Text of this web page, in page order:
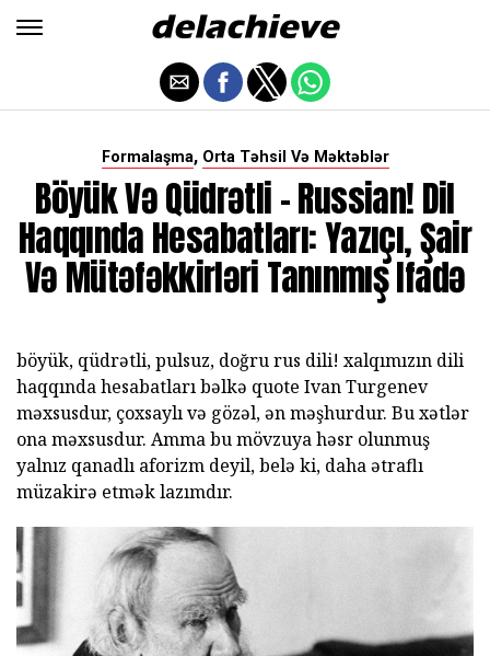
Formalaşma, Orta Təhsil Və Məktəblər
Böyük Və Qüdrətli - Russian! Dil
Haqqında Hesabatları: Yazıçı, Şair
Və Mütəfəkkirləri Tanınmış Ifadə
böyük, qüdrətli, pulsuz, doğru rus dili! xalqımızın dili
haqqında hesabatları bəlkə quote Ivan Turgenev
məxsusdur, çoxsaylı və gözəl, ən məşhurdur. Bu xətlər
ona məxsusdur. Amma bu mövzuya həsr olunmuş
yalnız qanadlı aforizm deyil, belə ki, daha ətraflı
müzakirə etmək lazımdır.